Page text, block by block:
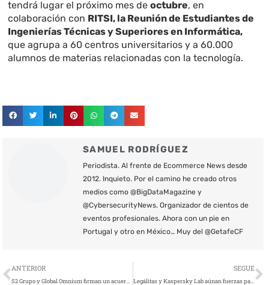
tendrá lugar el próximo mes deoctubre, en
colaboración con RITSI, la Reunión de Estudiantes de
Ingenierías Técnicas y Superiores en Informática,
que agrupa a 60 centros universitarios y a 60.000
alumnos de materias relacionadas con la tecnología.
SAMUEL RODRÍGUEZ
Periodista. Al frente de Ecommerce News desde
2012. Inquieto. Por el camino he creado otros
medios como @BigDataMagazine y
@CybersecurityNews. Organizador de cientos de
eventos profesionales. Ahora con un pie en
Portugal y otro en México… Muy del @GetafeCF
Ant
ANTERIOR
S2 Grupo y Global Omnium firman un acuerdo de colaboración para proteger el suministro de agua de más de 7 millones de personas
SEGUE
Legálitas y Kaspersky Lab aúnan fuerzas para combatir el cibercrimen en las empresas